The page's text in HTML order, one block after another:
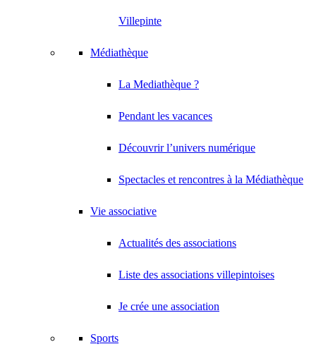
Villepinte
Médiathèque
La Mediathèque ?
Pendant les vacances
Découvrir l’univers numérique
Spectacles et rencontres à la Médiathèque
Vie associative
Actualités des associations
Liste des associations villepintoises
Je crée une association
Sports